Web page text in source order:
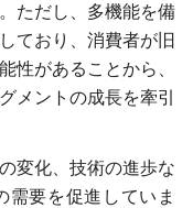
ただし、多機能を備
ており、消費者が旧
性があることから、
メントの成長を牽引
変化、技術の進歩な
需要を促進していま